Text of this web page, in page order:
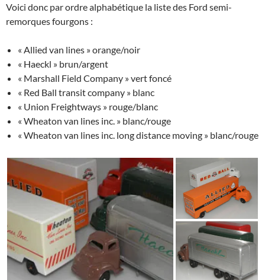
Voici donc par ordre alphabétique la liste des Ford semi-
remorques fourgons :
« Allied van lines » orange/noir
« Haeckl » brun/argent
« Marshall Field Company » vert foncé
« Red Ball transit company » blanc
« Union Freightways » rouge/blanc
« Wheaton van lines inc. » blanc/rouge
« Wheaton van lines inc. long distance moving » blanc/rouge